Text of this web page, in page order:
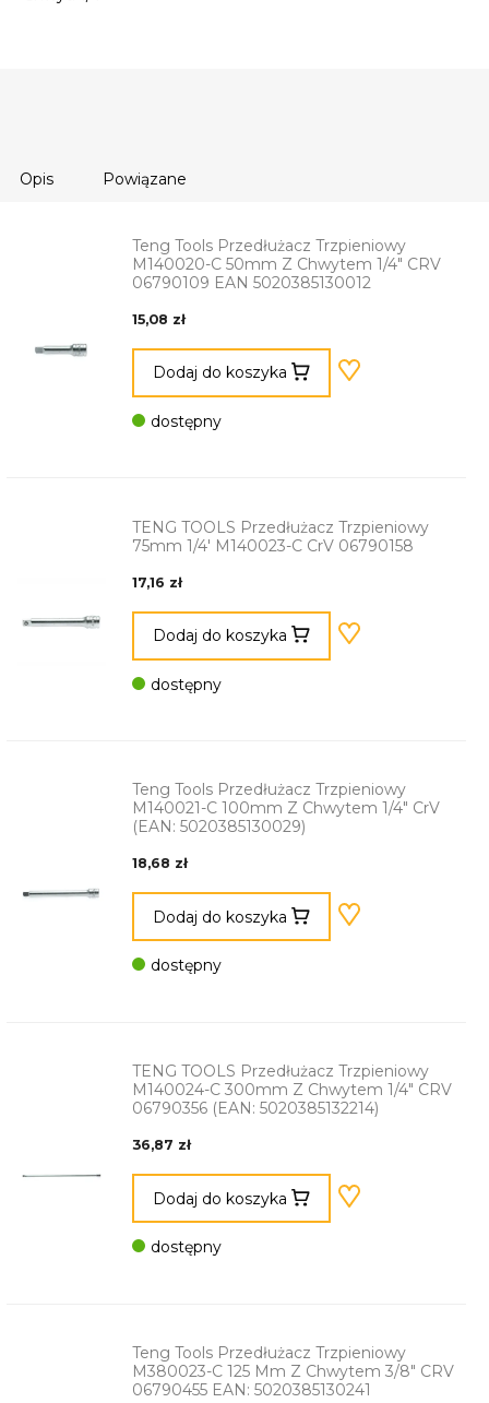
Opis Powiązane
Teng Tools Przedłużacz Trzpieniowy
M140020-C 50mm Z Chwytem 1/4" CRV
06790109 EAN 5020385130012
15,08 zł
Dodaj do koszyka
dostępny
TENG TOOLS Przedłużacz Trzpieniowy
75mm 1/4' M140023-C CrV 06790158
17,16 zł
Dodaj do koszyka
dostępny
Teng Tools Przedłużacz Trzpieniowy
M140021-C 100mm Z Chwytem 1/4" CrV
(EAN: 5020385130029)
18,68 zł
Dodaj do koszyka
dostępny
TENG TOOLS Przedłużacz Trzpieniowy
M140024-C 300mm Z Chwytem 1/4" CRV
06790356 (EAN: 5020385132214)
36,87 zł
Dodaj do koszyka
dostępny
Teng Tools Przedłużacz Trzpieniowy
M380023-C 125 Mm Z Chwytem 3/8" CRV
06790455 EAN: 5020385130241